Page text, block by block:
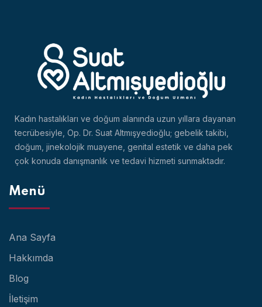
Kadın hastalıkları ve doğum alanında uzun yıllara dayanan
tecrübesiyle, Op. Dr. Suat Altmışyedioğlu; gebelik takibi,
doğum, jinekolojik muayene, genital estetik ve daha pek
çok konuda danışmanlık ve tedavi hizmeti sunmaktadır.
Menü
Ana Sayfa
Hakkımda
Blog
İletişim